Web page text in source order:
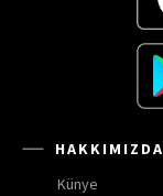
HAKKIMIZDA
Künye